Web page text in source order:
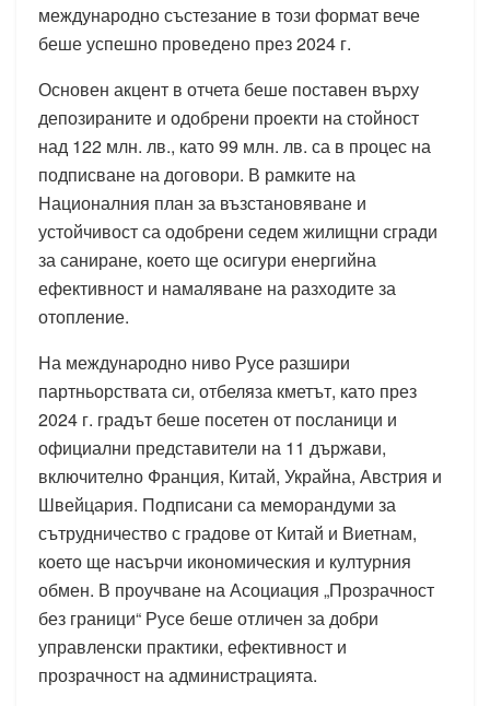
международно състезание в този формат вече
беше успешно проведено през 2024 г.
Основен акцент в отчета беше поставен върху
депозираните и одобрени проекти на стойност
над 122 млн. лв., като 99 млн. лв. са в процес на
подписване на договори. В рамките на
Националния план за възстановяване и
устойчивост са одобрени седем жилищни сгради
за саниране, което ще осигури енергийна
ефективност и намаляване на разходите за
отопление.
На международно ниво Русе разшири
партньорствата си, отбеляза кметът, като през
2024 г. градът беше посетен от посланици и
официални представители на 11 държави,
включително Франция, Китай, Украйна, Австрия и
Швейцария. Подписани са меморандуми за
сътрудничество с градове от Китай и Виетнам,
което ще насърчи икономическия и културния
обмен. В проучване на Асоциация „Прозрачност
без граници“ Русе беше отличен за добри
управленски практики, ефективност и
прозрачност на администрацията.